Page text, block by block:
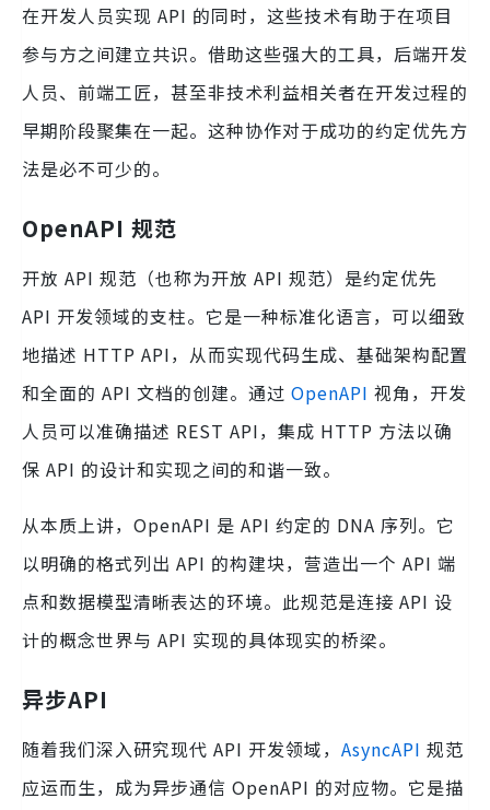
在开发人员实现 API 的同时，这些技术有助于在项目
参与方之间建立共识。借助这些强大的工具，后端开发
人员、前端工匠，甚至非技术利益相关者在开发过程的
早期阶段聚集在一起。这种协作对于成功的约定优先方
法是必不可少的。
OpenAPI 规范
开放 API 规范（也称为开放 API 规范）是约定优先
API 开发领域的支柱。它是一种标准化语言，可以细致
地描述 HTTP API，从而实现代码生成、基础架构配置
和全面的 API 文档的创建。通过 OpenAPI 视角，开发
人员可以准确描述 REST API，集成 HTTP 方法以确
保 API 的设计和实现之间的和谐一致。
从本质上讲，OpenAPI 是 API 约定的 DNA 序列。它
以明确的格式列出 API 的构建块，营造出一个 API 端
点和数据模型清晰表达的环境。此规范是连接 API 设
计的概念世界与 API 实现的具体现实的桥梁。
异步API
随着我们深入研究现代 API 开发领域， AsyncAPI 规范
应运而生，成为异步通信 OpenAPI 的对应物。它是描